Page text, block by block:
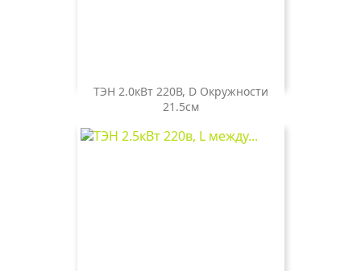
ТЭН 2.0кВт 220В, D Окружности
21.5см